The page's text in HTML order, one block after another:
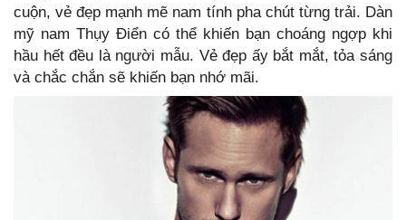
cuộn, vẻ đẹp mạnh mẽ nam tính pha chút từng trải. Dàn
mỹ nam Thụy Điển có thể khiến bạn choáng ngợp khi
hầu hết đều là người mẫu. Vẻ đẹp ấy bắt mắt, tỏa sáng
và chắc chắn sẽ khiến bạn nhớ mãi.